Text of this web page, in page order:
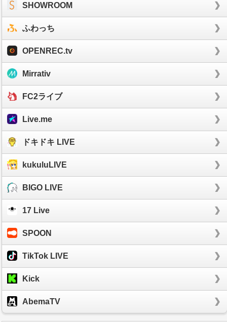
SHOWROOM
ふわっち
OPENREC.tv
Mirrativ
FC2ライブ
Live.me
ドキドキ LIVE
kukuluLIVE
BIGO LIVE
17 Live
SPOON
TikTok LIVE
Kick
AbemaTV